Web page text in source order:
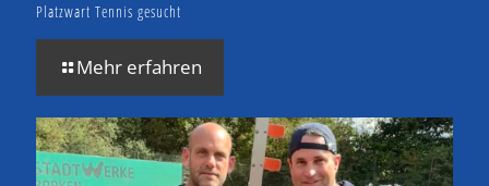
Platzwart Tennis gesucht
Mehr erfahren